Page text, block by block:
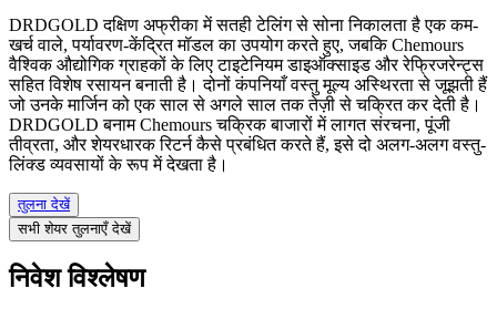
DRDGOLD दक्षिण अफ्रीका में सतही टेलिंग से सोना निकालता है एक कम-
खर्च वाले, पर्यावरण-केंद्रित मॉडल का उपयोग करते हुए, जबकि Chemours
वैश्विक औद्योगिक ग्राहकों के लिए टाइटेनियम डाइऑक्साइड और रेफ्रिजरेन्ट्स
सहित विशेष रसायन बनाती है। दोनों कंपनियाँ वस्तु मूल्य अस्थिरता से जूझती हैं
जो उनके मार्जिन को एक साल से अगले साल तक तेज़ी से चक्रित कर देती है।
DRDGOLD बनाम Chemours चक्रिक बाजारों में लागत संरचना, पूंजी
तीव्रता, और शेयरधारक रिटर्न कैसे प्रबंधित करते हैं, इसे दो अलग-अलग वस्तु-
लिंक्ड व्यवसायों के रूप में देखता है।
तुलना देखें
सभी शेयर तुलनाएँ देखें
निवेश विश्लेषण